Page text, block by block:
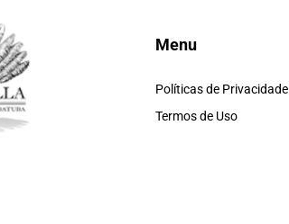
Menu
Políticas de Privacidade
Termos de Uso